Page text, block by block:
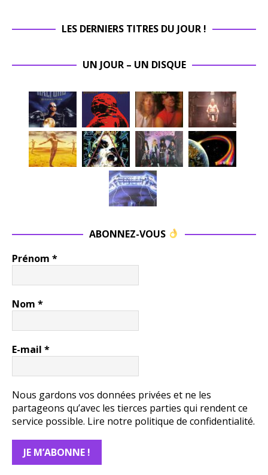
LES DERNIERS TITRES DU JOUR !
UN JOUR – UN DISQUE
ABONNEZ-VOUS
Prénom *
Nom *
E-mail *
Nous gardons vos données privées et ne les
partageons qu’avec les tierces parties qui rendent ce
service possible. Lire notre politique de confidentialité.